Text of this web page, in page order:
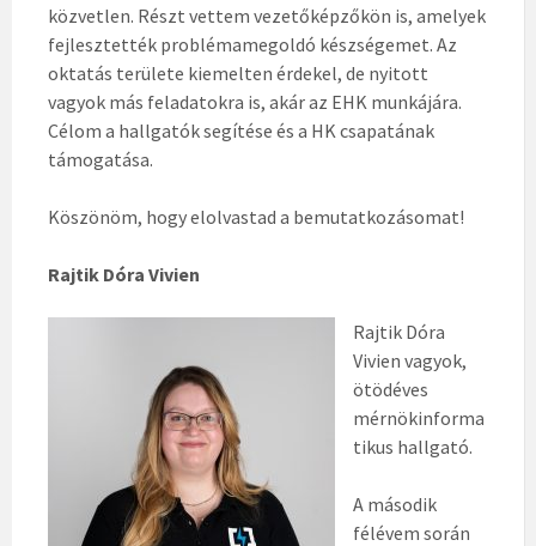
közvetlen. Részt vettem vezetőképzőkön is, amelyek
fejlesztették problémamegoldó készségemet. Az
oktatás területe kiemelten érdekel, de nyitott
vagyok más feladatokra is, akár az EHK munkájára.
Célom a hallgatók segítése és a HK csapatának
támogatása.
Köszönöm, hogy elolvastad a bemutatkozásomat!
Rajtik Dóra Vivien
Rajtik Dóra
Vivien vagyok,
ötödéves
mérnökinforma
tikus hallgató.
A második
félévem során